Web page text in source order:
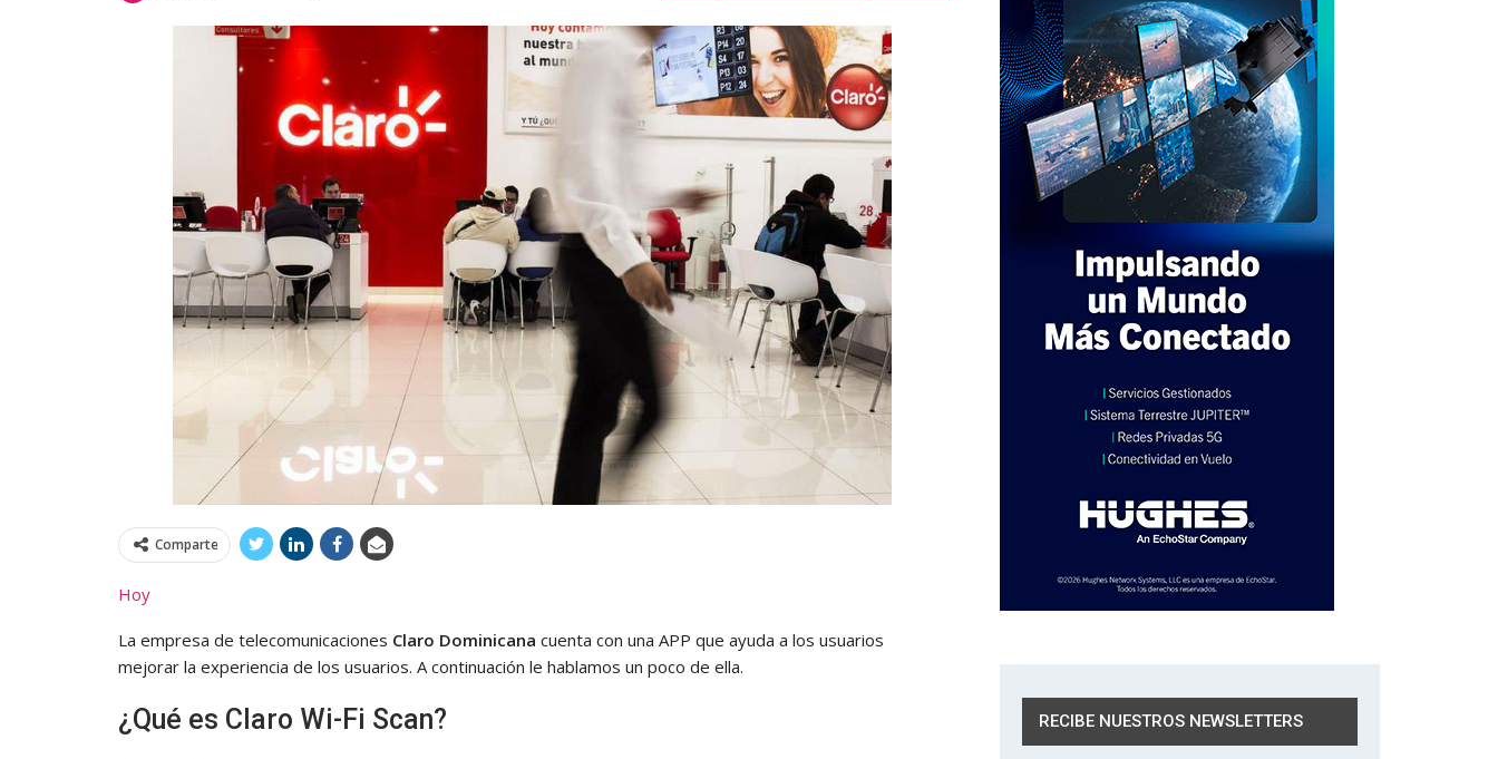
Comparte
Hoy
La empresa de telecomunicaciones Claro Dominicana cuenta con una APP que ayuda a los usuarios
mejorar la experiencia de los usuarios. A continuación le hablamos un poco de ella.
¿Qué es Claro Wi-Fi Scan?
RECIBE NUESTROS NEWSLETTERS